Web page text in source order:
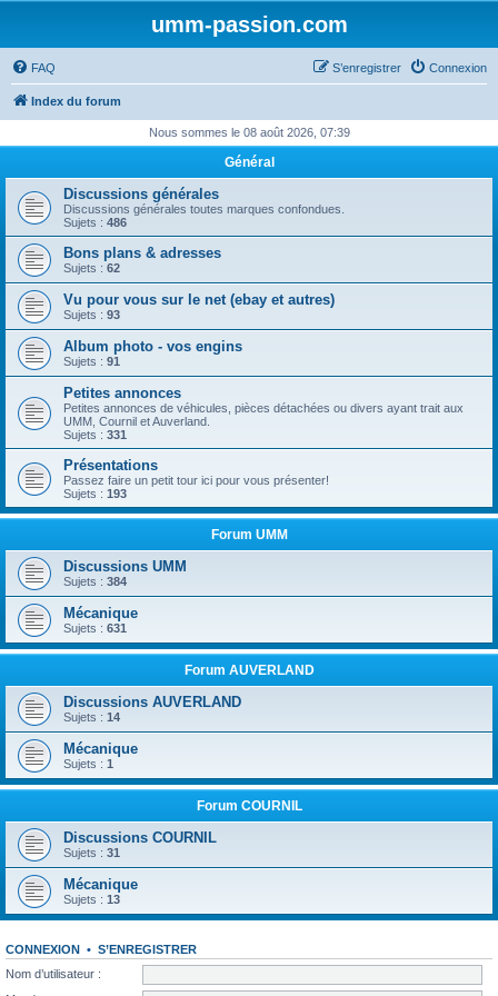
umm-passion.com
FAQ Connexion
S’enregistrer
Index du forum
Nous sommes le 08 août 2026, 07:39
Général
Discussions générales
Discussions générales toutes marques confondues.
Sujets : 486
Bons plans & adresses
Sujets : 62
Vu pour vous sur le net (ebay et autres)
Sujets : 93
Album photo - vos engins
Sujets : 91
Petites annonces
Petites annonces de véhicules, pièces détachées ou divers ayant trait aux
UMM, Cournil et Auverland.
Sujets : 331
Présentations
Passez faire un petit tour ici pour vous présenter!
Sujets : 193
Forum UMM
Discussions UMM
Sujets : 384
Mécanique
Sujets : 631
Forum AUVERLAND
Discussions AUVERLAND
Sujets : 14
Mécanique
Sujets : 1
Forum COURNIL
Discussions COURNIL
Sujets : 31
Mécanique
Sujets : 13
CONNEXION • S’ENREGISTRER
Nom d’utilisateur :